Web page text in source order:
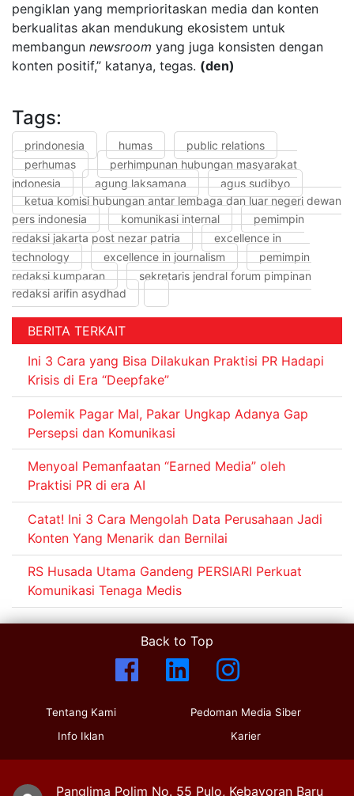
pengiklan yang memprioritaskan media dan konten
berkualitas akan mendukung ekosistem untuk
membangun newsroom yang juga konsisten dengan
konten positif,” katanya, tegas. (den)
Tags:
prindonesia humas
public relations
perhumas
perhimpunan hubungan masyarakat
indonesia
agung laksamana
agus sudibyo
ketua komisi hubungan antar lembaga dan luar negeri dewan
pers indonesia
komunikasi internal
pemimpin
redaksi jakarta post nezar patria
excellence in
technology
excellence in journalism
pemimpin
redaksi kumparan
sekretaris jendral forum pimpinan
redaksi arifin asydhad
BERITA TERKAIT
Ini 3 Cara yang Bisa Dilakukan Praktisi PR Hadapi
Krisis di Era “Deepfake”
Polemik Pagar Mal, Pakar Ungkap Adanya Gap
Persepsi dan Komunikasi
Menyoal Pemanfaatan “Earned Media” oleh
Praktisi PR di era AI
Catat! Ini 3 Cara Mengolah Data Perusahaan Jadi
Konten Yang Menarik dan Bernilai
RS Husada Utama Gandeng PERSIARI Perkuat
Komunikasi Tenaga Medis
Back to Top
Tentang Kami
Info Iklan
Pedoman Media Siber
Karier
Panglima Polim No. 55 Pulo, Kebayoran Baru